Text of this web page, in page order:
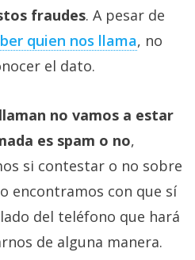
fraudes. A pesar de
quien nos llama, no
el dato.
no vamos a estar
es spam o no,
si contestar o no sobre
encontramos con que sí
del teléfono que hará
de alguna manera.